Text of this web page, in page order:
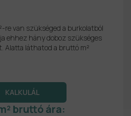
re van szükséged a burkolatból
ehhez hány doboz szükséges
Alatta láthatod a bruttó m²
bruttó ára: